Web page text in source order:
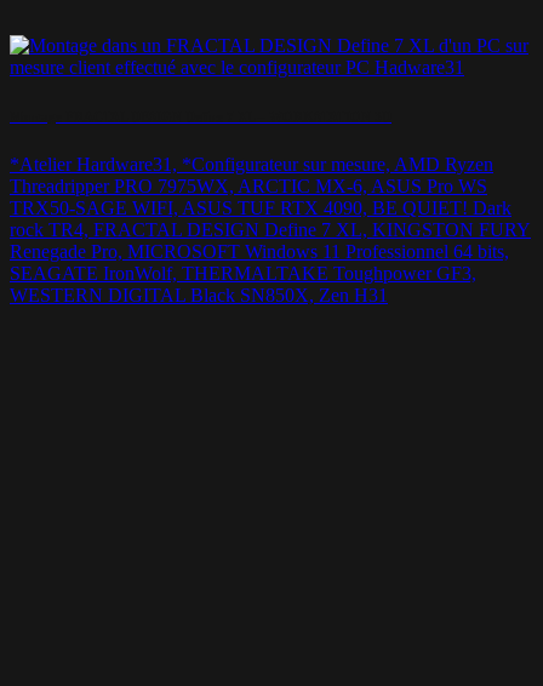
*Atelier Hardware31, *Configurateur sur mesure, AMD Ryzen
Threadripper PRO 7975WX, ARCTIC MX-6, ASUS Pro WS
TRX50-SAGE WIFI, ASUS TUF RTX 4090, BE QUIET! Dark
rock TR4, FRACTAL DESIGN Define 7 XL, KINGSTON FURY
Renegade Pro, MICROSOFT Windows 11 Professionnel 64 bits,
SEAGATE IronWolf, THERMALTAKE Toughpower GF3,
WESTERN DIGITAL Black SN850X, Zen H31